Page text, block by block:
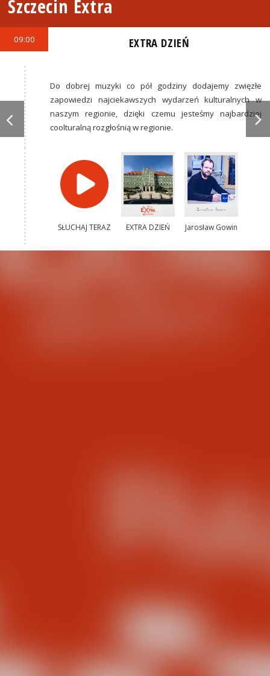
Szczecin Extra
09:00 EXTRA DZIEŃ
Do dobrej muzyki co pół godziny dodajemy zwięzłe
zapowiedzi najciekawszych wydarzeń kulturalnych w
naszym regionie, dzięki czemu jesteśmy najbardziej
coolturalną rozgłośnią w regionie.
SŁUCHAJ TERAZ EXTRA DZIEŃ Jarosław Gowin